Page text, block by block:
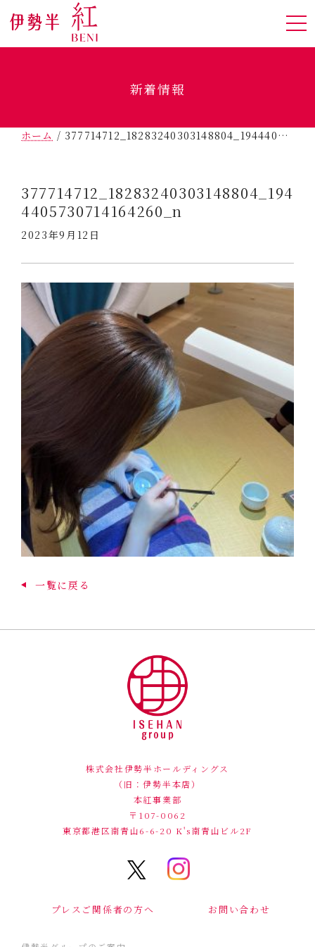
新着情報
ホーム / 377714712_18283240303148804_1944405730714164260_n
377714712_18283240303148804_194
4405730714164260_n
2023年9月12日
一覧に戻る
株式会社伊勢半ホールディングス
（旧：伊勢半本店）
本紅事業部
〒107-0062
東京都港区南青山6-6-20 K's南青山ビル2F
プレスご関係者の方へ お問い合わせ